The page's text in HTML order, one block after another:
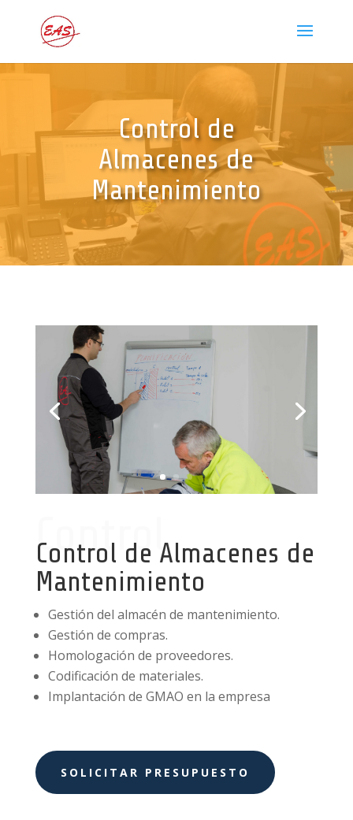
Control de
Almacenes de
Mantenimiento
Control
Control de Almacenes de
Mantenimiento
Gestión del almacén de mantenimiento.
Gestión de compras.
Homologación de proveedores.
Codificación de materiales.
Implantación de GMAO en la empresa
SOLICITAR PRESUPUESTO